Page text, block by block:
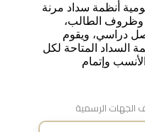
أنظمة سداد مرنة
الطالب،
دراسي، ويقوم
السداد المتاحة لكل
وإتمام
الرسمية